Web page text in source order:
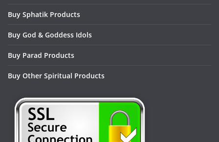
Buy Sphatik Products
Buy God & Goddess Idols
Buy Parad Products
Buy Other Spiritual Products